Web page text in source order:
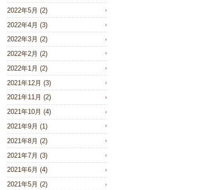
2022年5月 (2)
2022年4月 (3)
2022年3月 (2)
2022年2月 (2)
2022年1月 (2)
2021年12月 (3)
2021年11月 (2)
2021年10月 (4)
2021年9月 (1)
2021年8月 (2)
2021年7月 (3)
2021年6月 (4)
2021年5月 (2)